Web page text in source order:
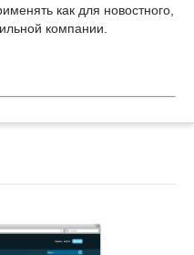
как для новостного,
компании.